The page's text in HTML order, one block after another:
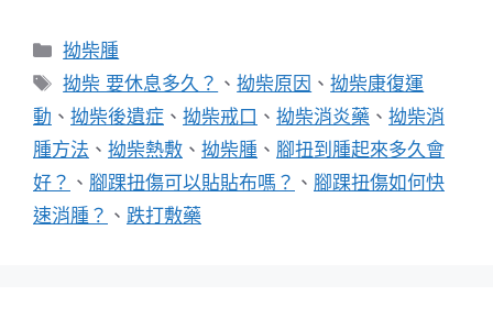
分
類
拗柴腫
標
籤
拗柴 要休息多久？ 、拗柴原因 、拗柴康復運
動 、 拗柴後遺症 、 拗柴戒口 、 拗柴消炎藥 、 拗柴消
腫方法 、 拗柴熱敷 、 拗柴腫 、 腳扭到腫起來多久會
好？ 、 腳踝扭傷可以貼貼布嗎？ 、 腳踝扭傷如何快
速消腫？ 、 跌打敷藥